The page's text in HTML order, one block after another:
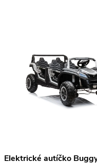
Elektrické autíčko